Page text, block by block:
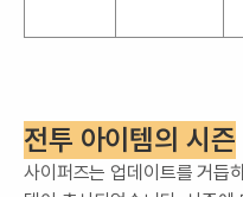
전투 아이템의 시즌
사이퍼즈는 업데이트를 거듭